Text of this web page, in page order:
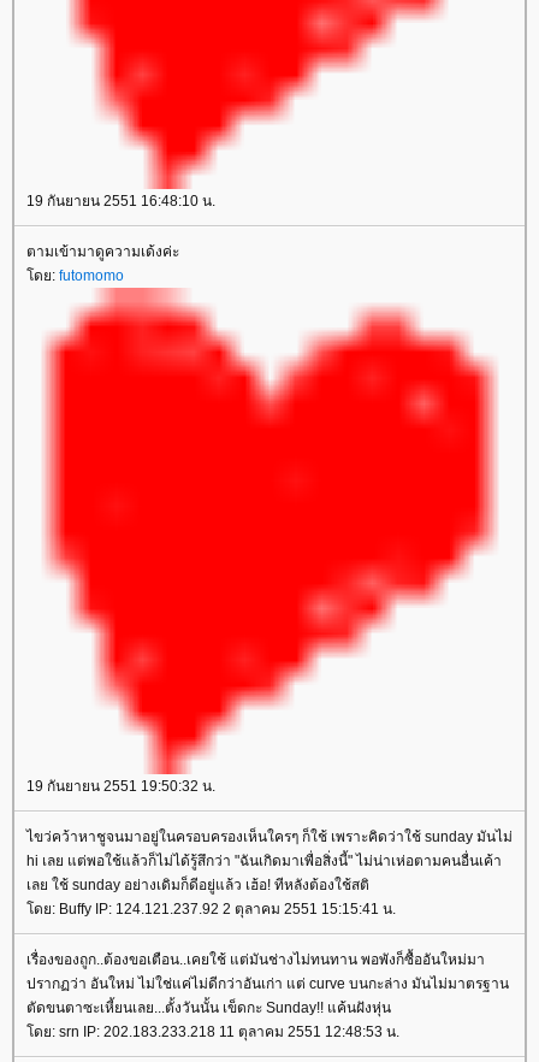
19 กันยายน 2551 16:48:10 น.
ตามเข้ามาดูความเด้งค่ะ
ดย: futomomo
19 กันยายน 2551 19:50:32 น.
ไขว่คว้าหาชูจนมาอยู่ในครอบครองเห็นใครๆ ก็ใช้ เพราะคิดว่าใช้ sunday มันไม่
hi เลย แต่พอใช้แล้วก็ไม่ได้รู้สึกว่า "ฉันเกิดมาเพื่อสิ่งนี้" ไม่น่าเห่อตามคนอื่นเค้า
เลย ใช้ sunday อย่างเดิมก็ดีอยู่แล้ว เฮ้อ! ทีหลังต้องใช้สติ
ดย: Buffy IP: 124.121.237.92 2 ตุลาคม 2551 15:15:41 น.
เรื่องของถูก..ต้องขอเตือน..เคยใช้ แต่มันช่างไม่ทนทาน พอพังก็ซื้ออันใหม่มา
ปรากฏว่า อันใหม่ ไม่ใช่แค่ไม่ดีกว่าอันเก่า แต่ curve บนกะล่าง มันไม่มาตรฐาน
ตัดขนตาซะเหี้ยนเลย...ตั้งวันนั้น เข็ดกะ Sunday!! แค้นฝังหุ่น
ดย: srn IP: 202.183.233.218 11 ตุลาคม 2551 12:48:53 น.